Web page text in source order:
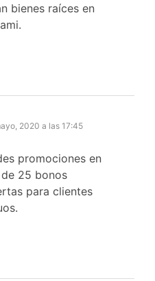
bienes raíces en
2020 a las 17:45
promociones en
25 bonos
para clientes